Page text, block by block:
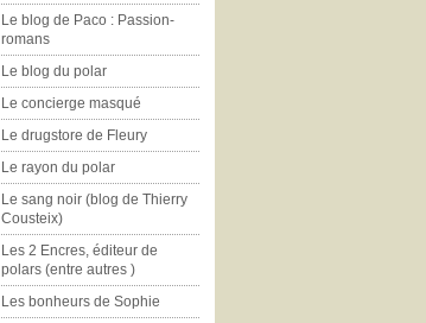
Le blog de Paco : Passion-
romans
Le blog du polar
Le concierge masqué
Le drugstore de Fleury
Le rayon du polar
Le sang noir (blog de Thierry
Cousteix)
Les 2 Encres, éditeur de
polars (entre autres )
Les bonheurs de Sophie